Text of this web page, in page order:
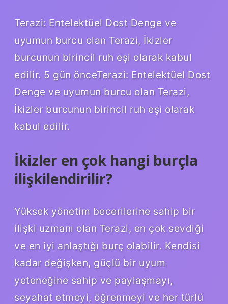
Terazi: Entelektüel Dost Denge ve
uyumun burcu olan Terazi, İkizler
burcunun birincil ruh eşi olarak kabul
edilir. 5 gün önceTerazi: Entelektüel Dost
Denge ve uyumun burcu olan Terazi,
İkizler burcunun birincil ruh eşi olarak
kabul edilir.
İkizler en çok hangi burçla
ilişkilendirilir?
Yüksek yönetim becerilerine sahip bir
ilişki uzmanı olan Terazi, en çok sevdiği
ve en iyi anlaştığı burç olabilir. Kendisi
kadar değişken, güçlü bir uyum
yeteneğine sahip ve paylaşmayı,
seyahat etmeyi, öğrenmeyi ve her türlü